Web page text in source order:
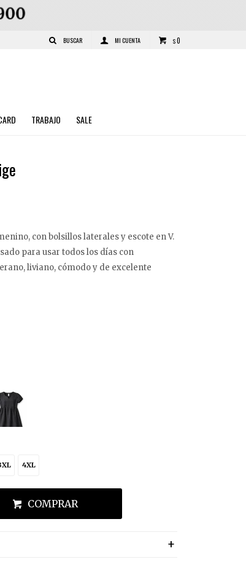
TRABAJO SALE
$0
con bolsillos laterales y escote en V.
para usar todos los días con
liviano, cómodo y de excelente
4XL
COMPRAR